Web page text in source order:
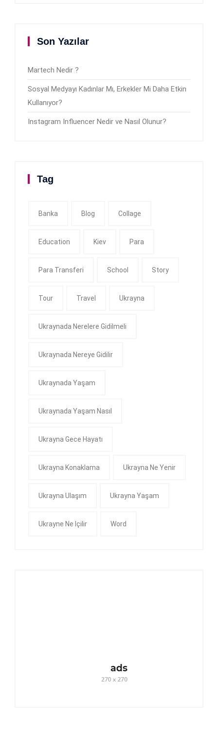
Son Yazılar
Martech Nedir ?
Sosyal Medyayı Kadınlar Mı, Erkekler Mi Daha Etkin
Kullanıyor?
Instagram Influencer Nedir ve Nasıl Olunur?
Tag
Banka Blog Collage
Education Kiev Para
Para Transferi School Story
Tour Travel Ukrayna
Ukraynada Nerelere Gidilmeli
Ukraynada Nereye Gidilir
Ukraynada Yaşam
Ukraynada Yaşam Nasıl
Ukrayna Gece Hayatı
Ukrayna Konaklama Ukrayna Ne Yenir
Ukrayna Ulaşım Ukrayna Yaşam
Ukrayne Ne Içilir Word